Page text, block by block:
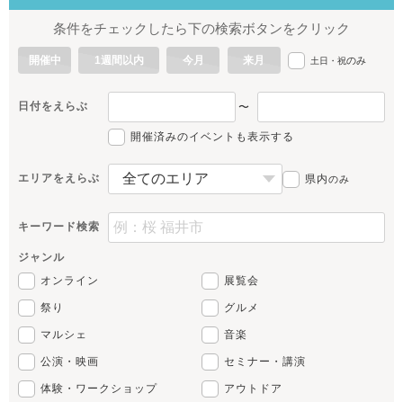
条件をチェックしたら下の検索ボタンをクリック
開催中 1週間以内 今月 来月 土日・祝のみ
日付をえらぶ 〜
開催済みのイベントも表示する
エリアをえらぶ 県内のみ
キーワード検索
ジャンル
オンライン
展覧会
祭り グルメ
マルシェ 音楽
公演・映画 セミナー・講演
体験・ワークショップ アウトドア